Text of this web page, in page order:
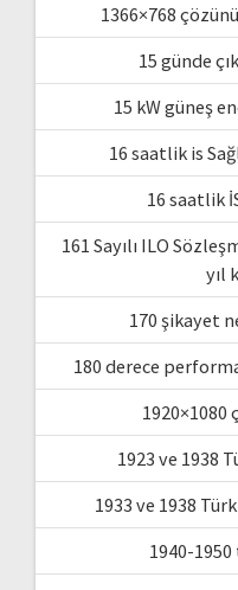
1366×768
15 günde
15 kW güneş
16 saatlik is
16 saatlik
161 Sayılı ILO
yıl
170 şikayet
180 derece
1923 ve 1938
1933 ve 1938
1940-